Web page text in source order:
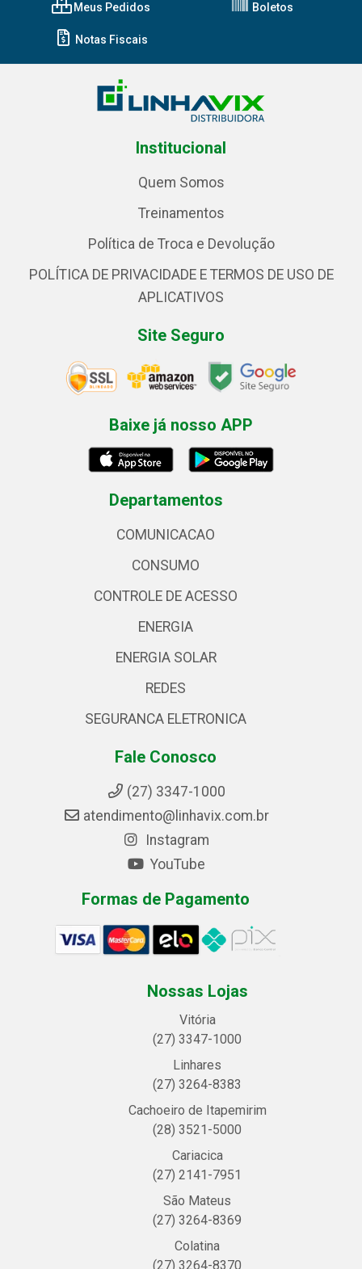
Meus Pedidos Boletos
Notas Fiscais
Institucional
Quem Somos
Treinamentos
Política de Troca e Devolução
POLÍTICA DE PRIVACIDADE E TERMOS DE USO DE
APLICATIVOS
Site Seguro
Baixe já nosso APP
Departamentos
COMUNICACAO
CONSUMO
CONTROLE DE ACESSO
ENERGIA
ENERGIA SOLAR
REDES
SEGURANCA ELETRONICA
Fale Conosco
(27) 3347-1000
atendimento@linhavix.com.br
Instagram
YouTube
Formas de Pagamento
Nossas Lojas
Vitória
(27) 3347-1000
Linhares
(27) 3264-8383
Cachoeiro de Itapemirim
(28) 3521-5000
Cariacica
(27) 2141-7951
São Mateus
(27) 3264-8369
Colatina
(27) 3264-8370